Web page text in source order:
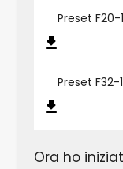
Preset F20-
Preset F32-
Ora ho